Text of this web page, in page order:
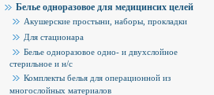
Белье одноразовое для медицинсих целей
Акушерские простыни, наборы, прокладки
Для стационара
Белье одноразовое одно- и двухслойное
стерильное и н/с
Комплекты белья для операционной из
многослойных материалов